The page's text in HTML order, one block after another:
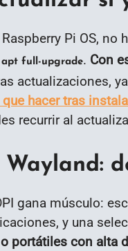
Pi OS,
full-upgrade. Con
actualizaciones,
hacer tras
recurrir al
Wayland:
gana músculo:
y una
portátiles con alta